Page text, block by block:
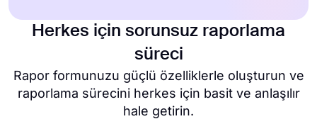
Herkes için sorunsuz raporlama
süreci
Rapor formunuzu güçlü özelliklerle oluşturun ve
raporlama sürecini herkes için basit ve anlaşılır
hale getirin.